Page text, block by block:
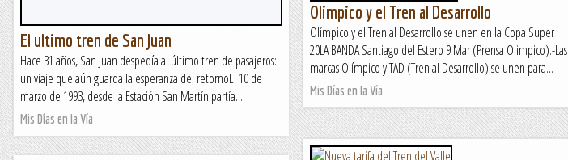
El ultimo tren de San Juan
Hace 31 años, San Juan despedía al último tren de pasajeros:
un viaje que aún guarda la esperanza del retornoEl 10 de
marzo de 1993, desde la Estación San Martín partía...
Mis Días en la Vía
Olimpico y el Tren al Desarrollo
Olímpico y el Tren al Desarrollo se unen en la Copa Super
20LA BANDA Santiago del Estero 9 Mar (Prensa Olimpico).-Las
marcas Olímpico y TAD (Tren al Desarrollo) se unen para...
Mis Días en la Vía